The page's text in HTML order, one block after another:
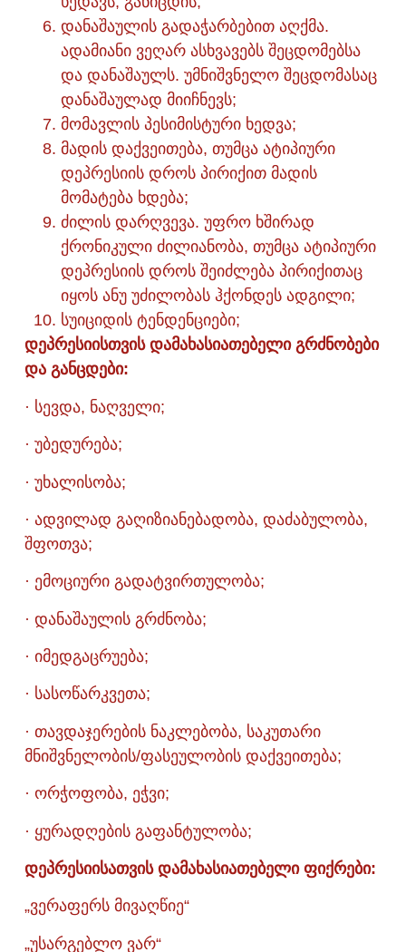
დანაშაულის გადაჭარბებით აღქმა.
ადამიანი ვეღარ ასხვავებს შეცდომებსა
და დანაშაულს. უმნიშვნელო შეცდომასაც
დანაშაულად მიიჩნევს;
მომავლის პესიმისტური ხედვა;
მადის დაქვეითება, თუმცა ატიპიური
დეპრესიის დროს პირიქით მადის
მომატება ხდება;
ძილის დარღვევა. უფრო ხშირად
ქრონიკული ძილიანობა, თუმცა ატიპიური
დეპრესიის დროს შეიძლება პირიქითაც
იყოს ანუ უძილობას ჰქონდეს ადგილი;
სუიციდის ტენდენციები;
დეპრესიისთვის დამახასიათებელი გრძნობები
და განცდები:
· სევდა, ნაღველი;
· უბედურება;
· უხალისობა;
· ადვილად გაღიზიანებადობა, დაძაბულობა,
შფოთვა;
· ემოციური გადატვირთულობა;
· დანაშაულის გრძნობა;
· იმედგაცრუება;
· სასოწარკვეთა;
· თავდაჯერების ნაკლებობა, საკუთარი
მნიშვნელობის/ფასეულობის დაქვეითება;
· ორჭოფობა, ეჭვი;
· ყურადღების გაფანტულობა;
დეპრესიისათვის დამახასიათებელი ფიქრები:
„ვერაფერს მივაღწიე“
„უსარგებლო ვარ“